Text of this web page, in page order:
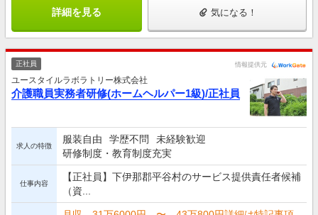
詳細を見る 気になる！
正社員 情報提供元
ユースタイルラボラトリー株式会社
介護職員実務者研修(ホームヘルパー1級)/正社員
求人の特徴
服装自由 学歴不問
未経験歓迎
研修制度・教育制度充実
仕事内容
【正社員】下伊那郡平谷村のサービス提供責任者候補
（資...